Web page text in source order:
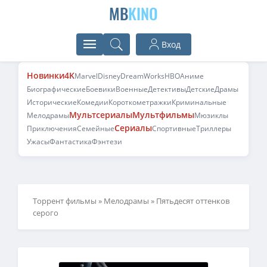
MBKINO
Вход
Новинки4KMarvelDisneyDreamWorksHBOАниме
БиографическиеБоевикиВоенныеДетективыДетскиеДрамы
ИсторическиеКомедииКороткометражкиКриминальные
МелодрамыМультсериалыМультфильмыМюзиклы
ПриключенияСемейныеСериалыСпортивныеТриллеры
УжасыФантастикаФэнтези
Торрент фильмы » Мелодрамы » Пятьдесят оттенков
серого